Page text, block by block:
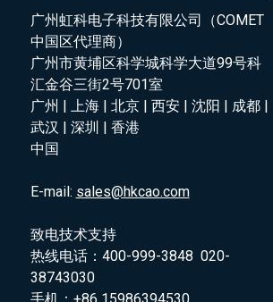
广州虹科电子科技有限公司（COMET
中国区代理商）
广州市黄埔区科学城科学大道99号科
汇金谷三街2号701室
广州 | 上海 | 北京 | 西安 | 沈阳 | 成都 |
武汉 | 深圳 | 香港
中国
E-mail: sales@hkcao.com
致电技术支持
热线电话：400-999-3848 020-
38743030